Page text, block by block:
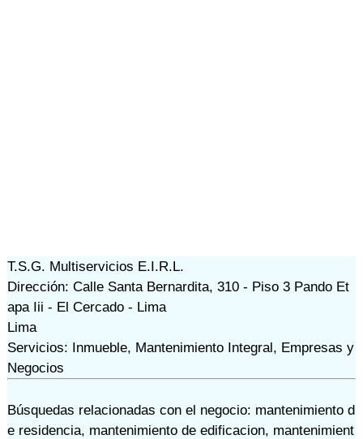
T.S.G. Multiservicios E.I.R.L.
Dirección: Calle Santa Bernardita, 310 - Piso 3 Pando Et
apa Iii - El Cercado - Lima
Lima
Servicios: Inmueble, Mantenimiento Integral, Empresas y
Negocios
Búsquedas relacionadas con el negocio: mantenimiento d
e residencia, mantenimiento de edificacion, mantenimient